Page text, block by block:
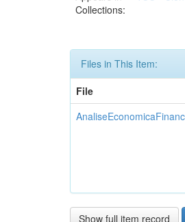
Collections:
Files in This Item:
File
Show full item record